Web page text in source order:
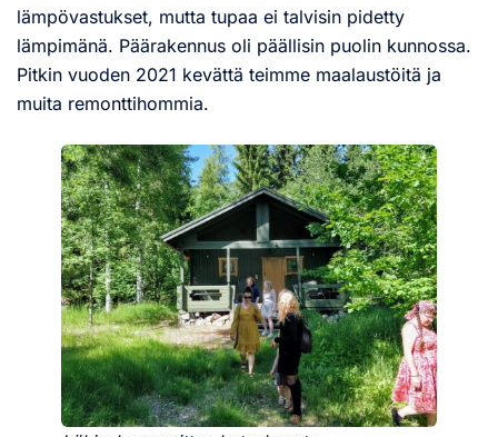
lämpövastukset, mutta tupaa ei talvisin pidetty
lämpimänä. Päärakennus oli päällisin puolin kunnossa.
Pitkin vuoden 2021 kevättä teimme maalaustöitä ja
muita remonttihommia.